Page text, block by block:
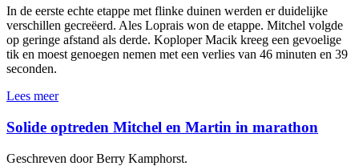
In de eerste echte etappe met flinke duinen werden er duidelijke
verschillen gecreëerd. Ales Loprais won de etappe. Mitchel volgde
op geringe afstand als derde. Koploper Macik kreeg een gevoelige
tik en moest genoegen nemen met een verlies van 46 minuten en 39
seconden.
Lees meer
Solide optreden Mitchel en Martin in marathon
Geschreven door Berry Kamphorst.